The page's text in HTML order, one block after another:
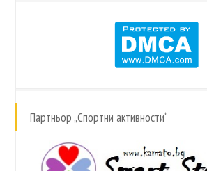
Партньор „Спортни активности“